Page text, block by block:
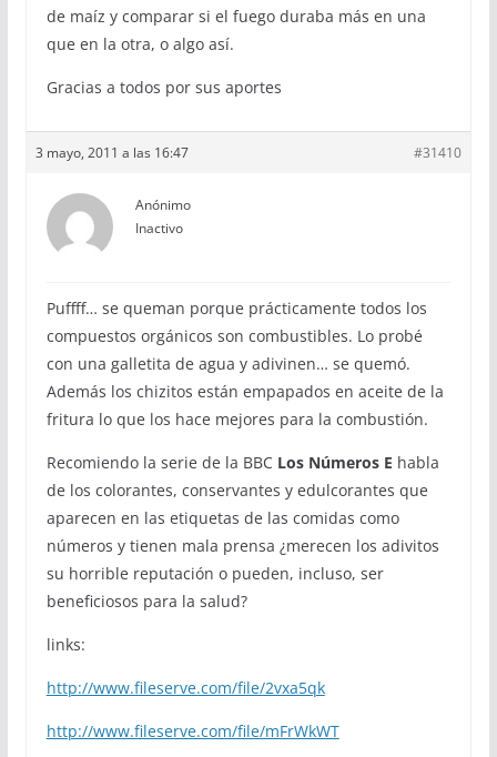
de maíz y comparar si el fuego duraba más en una
que en la otra, o algo así.
Gracias a todos por sus aportes
3 mayo, 2011 a las 16:47 #31410
Anónimo
Inactivo
Puffff… se queman porque prácticamente todos los
compuestos orgánicos son combustibles. Lo probé
con una galletita de agua y adivinen… se quemó.
Además los chizitos están empapados en aceite de la
fritura lo que los hace mejores para la combustión.
Recomiendo la serie de la BBC Los Números E habla
de los colorantes, conservantes y edulcorantes que
aparecen en las etiquetas de las comidas como
números y tienen mala prensa ¿merecen los adivitos
su horrible reputación o pueden, incluso, ser
beneficiosos para la salud?
links:
http://www.fileserve.com/file/2vxa5qk
http://www.fileserve.com/file/mFrWkWT